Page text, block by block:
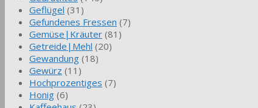
Geflügel (31)
Gefundenes Fressen (7)
Gemüse|Kräuter (81)
Getreide|Mehl (20)
Gewandung (18)
Gewürz (11)
Hochprozentiges (7)
Honig (6)